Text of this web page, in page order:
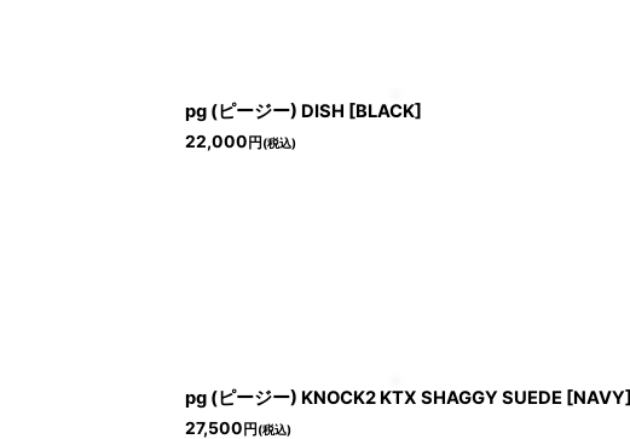
pg (ピージー) DISH [BLACK]
22,000円(税込)
pg (ピージー) KNOCK2 KTX SHAGGY SUEDE [NAVY]
27,500円(税込)